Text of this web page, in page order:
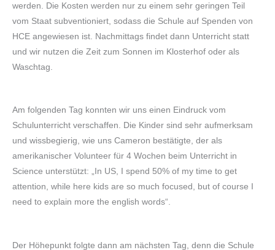
werden. Die Kosten werden nur zu einem sehr geringen Teil
vom Staat subventioniert, sodass die Schule auf Spenden von
HCE angewiesen ist. Nachmittags findet dann Unterricht statt
und wir nutzen die Zeit zum Sonnen im Klosterhof oder als
Waschtag.
Am folgenden Tag konnten wir uns einen Eindruck vom
Schulunterricht verschaffen. Die Kinder sind sehr aufmerksam
und wissbegierig, wie uns Cameron bestätigte, der als
amerikanischer Volunteer für 4 Wochen beim Unterricht in
Science unterstützt: „In US, I spend 50% of my time to get
attention, while here kids are so much focused, but of course I
need to explain more the english words“.
Der Höhepunkt folgte dann am nächsten Tag, denn die Schule